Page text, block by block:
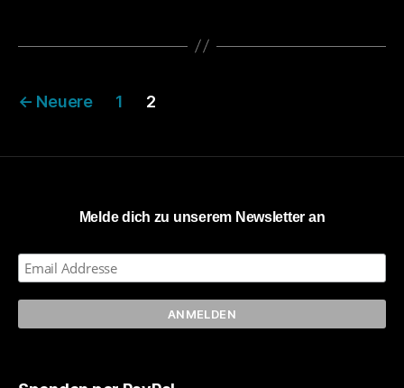
Tiere“
Seitennummerierung
Beiträge
← Neuere 1 2
Melde dich zu unserem Newsletter an